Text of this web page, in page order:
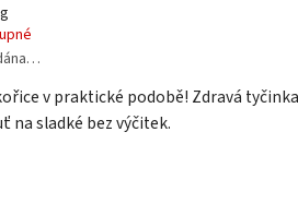
v praktické podobě! Zdravá
na sladké bez výčitek.